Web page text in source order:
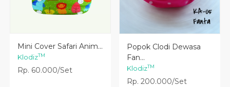
Lihat Detail
Mini Cover Safari Anim...
KlodizTM
Rp. 60.000/Set
Lihat Detail
Popok Clodi Dewasa
Fan...
KlodizTM
Rp. 200.000/Set